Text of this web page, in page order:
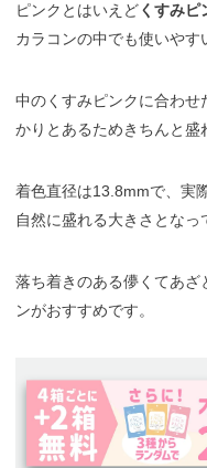
ピンクとはいえどくすみピ
カラコンの中でも使いや
中のくすみピンクに合わせ
かりとあるためきちんと盛
着色直径は13.8mmで、実
自然に盛れる大きさとなっ
落ち着きのある儚くてあざ
ンがおすすめです。